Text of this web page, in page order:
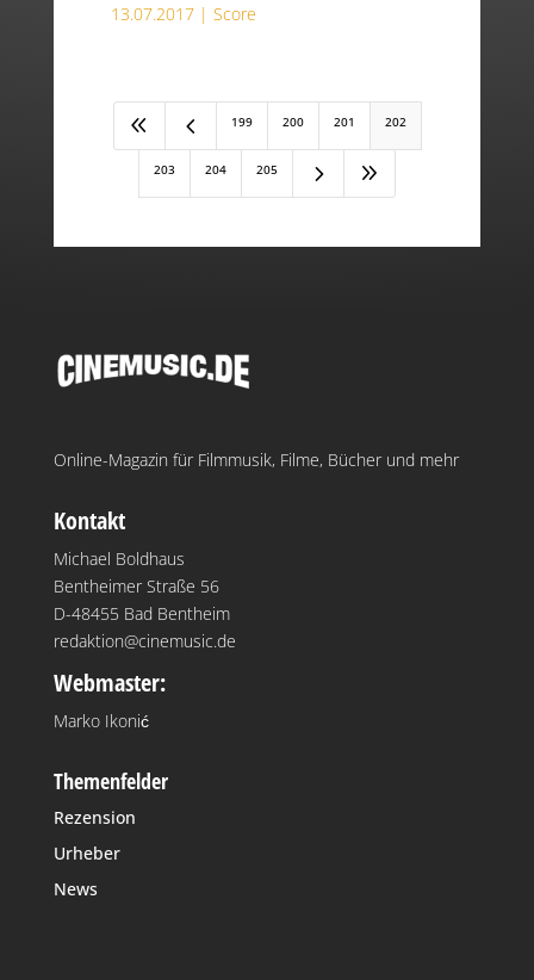
13.07.2017 | Score
8 4 199 200 201 202
203 204 205 5 9
Online-Magazin für Filmmusik, Filme, Bücher und mehr
Kontakt
Michael Boldhaus
Bentheimer Straße 56
D-48455 Bad Bentheim
redaktion@cinemusic.de
Webmaster:
Marko Ikonić
Themenfelder
Rezension
Urheber
News